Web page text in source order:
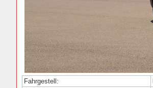
Fahrgestell: